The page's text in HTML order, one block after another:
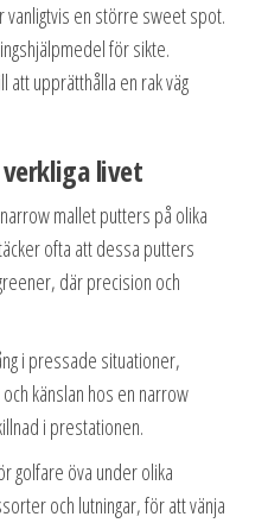
en större sweet spot.
för sikte.
att upprätthålla en rak väg
livet
mallet putters på olika
ofta att dessa putters
där precision och
i pressade situationer,
känslan hos en narrow
i prestationen.
golfare öva under olika
och lutningar, för att vänja